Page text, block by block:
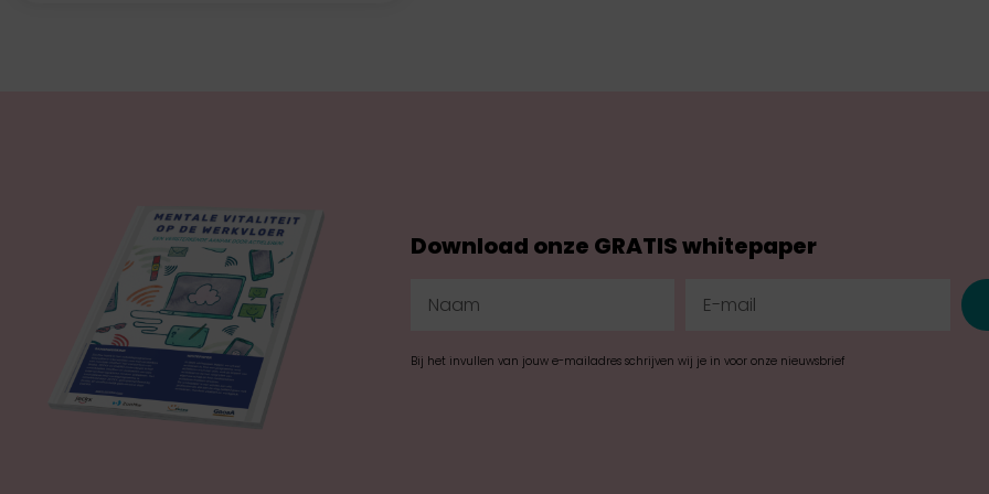
Download onze GRATIS whitepaper
Bij het invullen van jouw e-mailadres schrijven wij je in voor onze nieuwsbrief